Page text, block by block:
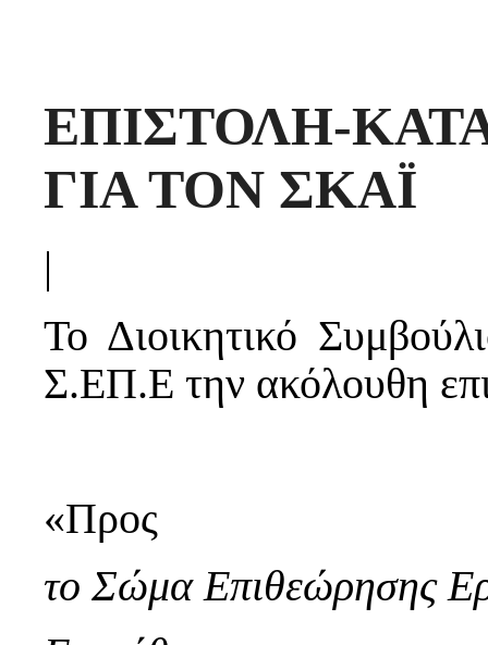
ΕΠΙΣΤΟΛΗ-
ΓΙΑ ΤΟΝ ΣΚΑΪ
|
Το Διοικητικό
Σ.ΕΠ.Ε την ακόλουθη
«Προς
το Σώμα Επιθεώρησης